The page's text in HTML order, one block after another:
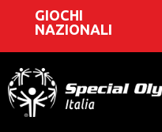
GIOCHI
NAZIONALI